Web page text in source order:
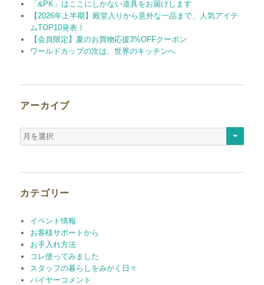
「&PK」はここにしかない道具をお届けします
【2026年上半期】殿堂入りから意外な一品まで、人気アイテ
ムTOP10発表！
【会員限定】夏のお買物応援3%OFFクーポン
ワールドカップの次は、世界のキッチンへ
アーカイブ
ア
ー
カテゴリー
イベント情報
お客様サポートから
お手入れ方法
コレ使ってみました
スタッフの暮らしをみがく日々
バイヤーコメント